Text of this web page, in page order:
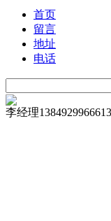
首页
留言
地址
电话
李经理13849299666